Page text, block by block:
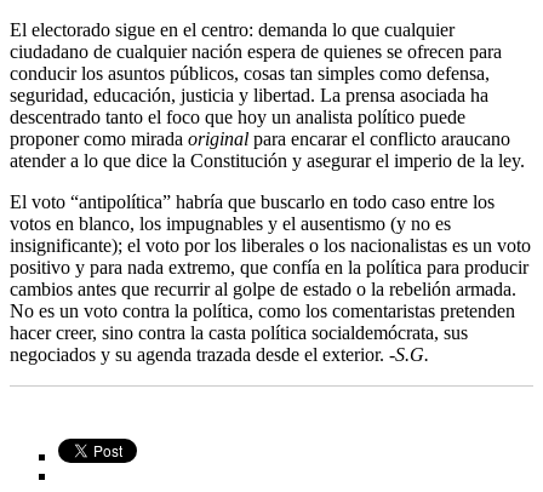
El electorado sigue en el centro: demanda lo que cualquier
ciudadano de cualquier nación espera de quienes se ofrecen para
conducir los asuntos públicos, cosas tan simples como defensa,
seguridad, educación, justicia y libertad. La prensa asociada ha
descentrado tanto el foco que hoy un analista político puede
proponer como mirada original para encarar el conflicto araucano
atender a lo que dice la Constitución y asegurar el imperio de la ley.
El voto “antipolítica” habría que buscarlo en todo caso entre los
votos en blanco, los impugnables y el ausentismo (y no es
insignificante); el voto por los liberales o los nacionalistas es un voto
positivo y para nada extremo, que confía en la política para producir
cambios antes que recurrir al golpe de estado o la rebelión armada.
No es un voto contra la política, como los comentaristas pretenden
hacer creer, sino contra la casta política socialdemócrata, sus
negociados y su agenda trazada desde el exterior. -S.G.